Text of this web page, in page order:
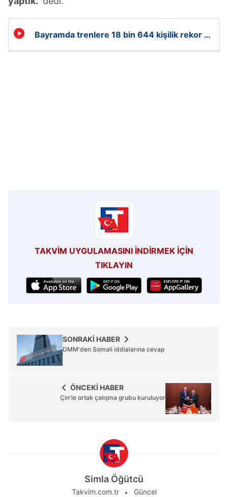
Bayramda trenlere 18 bin 644 kişilik rekor ek
TAKVİM UYGULAMASINI İNDİRMEK İÇİN
TIKLAYIN
SONRAKİ HABER
DMM'den Somali iddialarına cevap
ÖNCEKİ HABER
Çin'le ortak çalışma grubu kuruluyor
Simla Öğütcü
Takvim.com.tr Güncel